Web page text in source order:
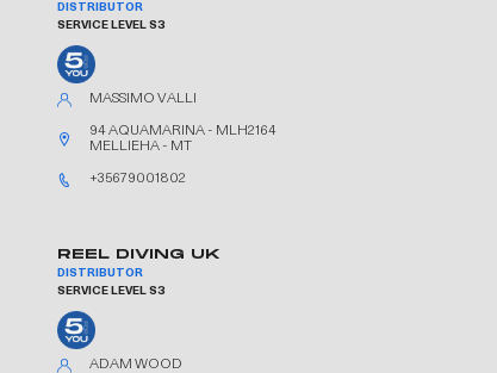
DISTRIBUTOR
SERVICE LEVEL S3
MASSIMO VALLI
94 AQUAMARINA - MLH2164
MELLIEHA - MT
+35679001802
REEL DIVING UK
DISTRIBUTOR
SERVICE LEVEL S3
ADAM WOOD